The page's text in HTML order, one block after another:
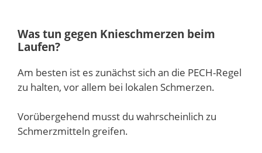
Was tun gegen Knieschmerzen beim
Laufen?
Am besten ist es zunächst sich an die PECH-Regel
zu halten, vor allem bei lokalen Schmerzen.
Vorübergehend musst du wahrscheinlich zu
Schmerzmitteln greifen.